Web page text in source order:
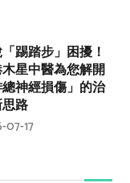
踢踏步」困擾！
星中醫為您解開
總神經損傷」的治
路
07-17